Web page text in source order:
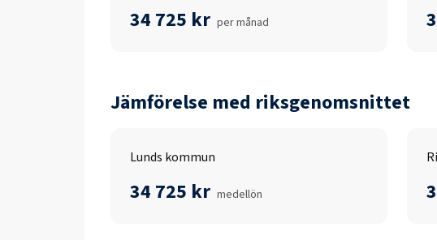
34 725 kr per månad
Jämförelse med riksgenomsnittet
Lunds kommun
34 725 kr medellön